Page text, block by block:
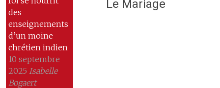
des
enseignements
d’un moine
chrétien indien
10 septembre
2025 Isabelle
Bogaert
Le Mariage